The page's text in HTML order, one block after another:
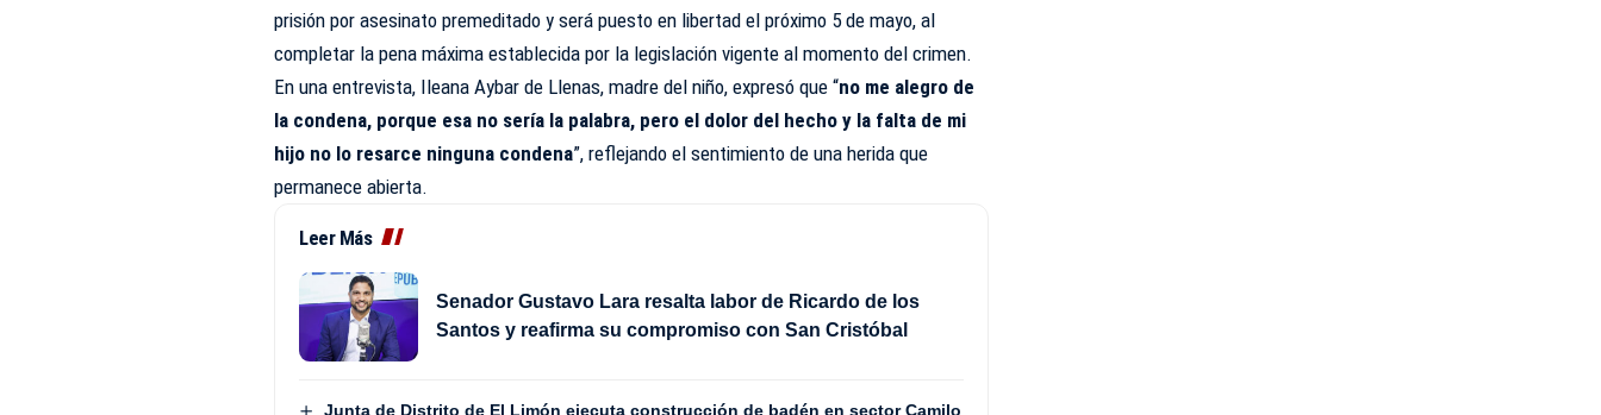
prisión por asesinato premeditado y será puesto en libertad el próximo 5 de mayo, al
completar la pena máxima establecida por la legislación vigente al momento del crimen.
En una entrevista, Ileana Aybar de Llenas, madre del niño, expresó que “no me alegro de
la condena, porque esa no sería la palabra, pero el dolor del hecho y la falta de mi
hijo no lo resarce ninguna condena”, reflejando el sentimiento de una herida que
permanece abierta.
Leer Más
Senador Gustavo Lara resalta labor de Ricardo de los
Santos y reafirma su compromiso con San Cristóbal
Junta de Distrito de El Limón ejecuta construcción de badén en sector Camilo